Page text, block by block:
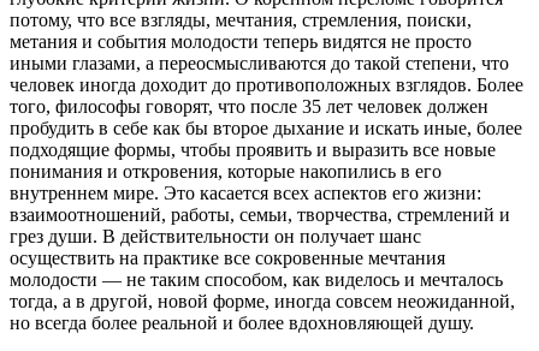
потому, что все взгляды, мечтания, стремления, поиски,
метания и события молодости теперь видятся не просто
иными глазами, а переосмысливаются до такой степени, что
человек иногда доходит до противоположных взглядов. Более
того, философы говорят, что после 35 лет человек должен
пробудить в себе как бы второе дыхание и искать иные, более
подходящие формы, чтобы проявить и выразить все новые
понимания и откровения, которые накопились в его
внутреннем мире. Это касается всех аспектов его жизни:
взаимоотношений, работы, семьи, творчества, стремлений и
грез души. В действительности он получает шанс
осуществить на практике все сокровенные мечтания
молодости — не таким способом, как виделось и мечталось
тогда, а в другой, новой форме, иногда совсем неожиданной,
но всегда более реальной и более вдохновляющей душу.